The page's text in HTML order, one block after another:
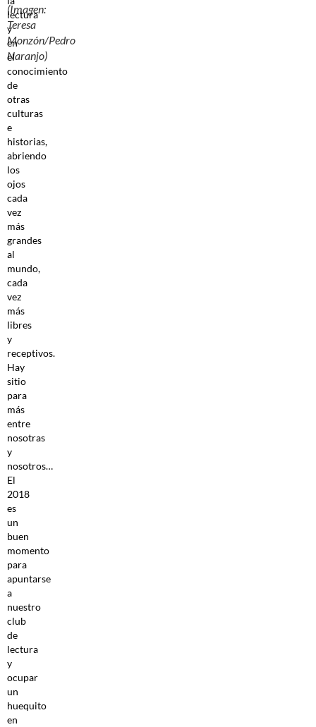
(Imagen:
Teresa
Monzón/Pedro
Naranjo)
lectura
y
en
el
conocimiento
de
otras
culturas
e
historias,
abriendo
los
ojos
cada
vez
más
grandes
al
mundo,
cada
vez
más
libres
y
receptivos.
Hay
sitio
para
más
entre
nosotras
y
nosotros…
El
2018
es
un
buen
momento
para
apuntarse
a
nuestro
club
de
lectura
y
ocupar
un
huequito
en